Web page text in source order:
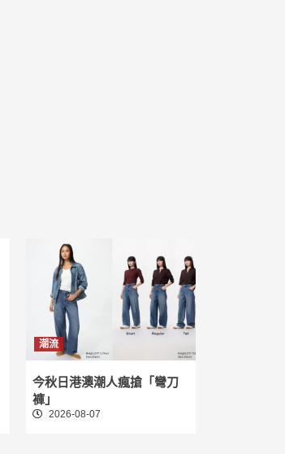
潮流
今秋日港澳潮人瘋搶「彎刀
褲」
2026-08-07